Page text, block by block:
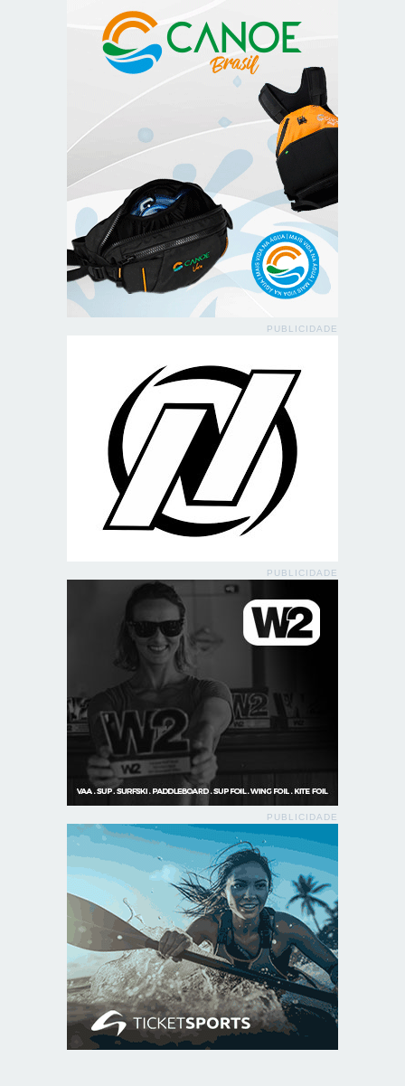
PUBLICIDADE
PUBLICIDADE
PUBLICIDADE